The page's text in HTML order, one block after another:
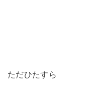
ただひたすら